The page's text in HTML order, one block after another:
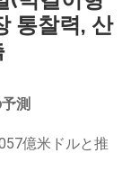
통찰력, 산
測
億米ドルと推